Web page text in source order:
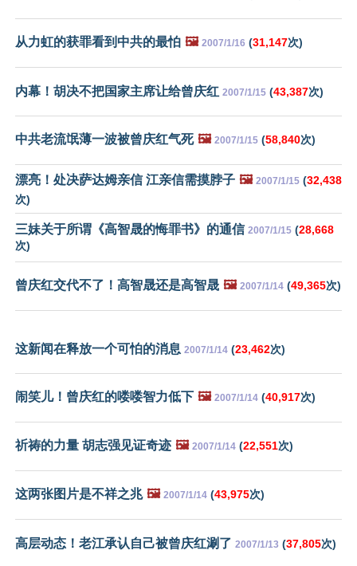
从力虹的获罪看到中共的最怕 🖼️ 2007/1/16 (31,147次)
内幕！胡决不把国家主席让给曾庆红 2007/1/15 (43,387次)
中共老流氓薄一波被曾庆红气死 🖼️ 2007/1/15 (58,840次)
漂亮！处决萨达姆亲信 江亲信需摸脖子 🖼️ 2007/1/15 (32,438
次)
三妹关于所谓《高智晟的悔罪书》的通信 2007/1/15 (28,668
次)
曾庆红交代不了！高智晟还是高智晟 🖼️ 2007/1/14 (49,365次)
这新闻在释放一个可怕的消息 2007/1/14 (23,462次)
闹笑儿！曾庆红的喽喽智力低下 🖼️ 2007/1/14 (40,917次)
祈祷的力量 胡志强见证奇迹 🖼️ 2007/1/14 (22,551次)
这两张图片是不祥之兆 🖼️ 2007/1/14 (43,975次)
高层动态！老江承认自己被曾庆红涮了 2007/1/13 (37,805次)